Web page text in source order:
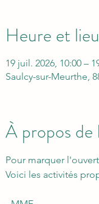
Heure et lieu
19 juil. 2026, 10:00 –
Saulcy-sur-Meurthe,
À propos de
Pour marquer
Voici les activités